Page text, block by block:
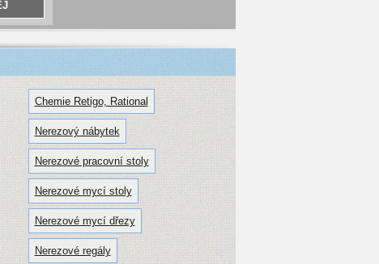
Chemie Retigo, Rational
Nerezový nábytek
Nerezové pracovní stoly
Nerezové mycí stoly
Nerezové mycí dřezy
Nerezové regály